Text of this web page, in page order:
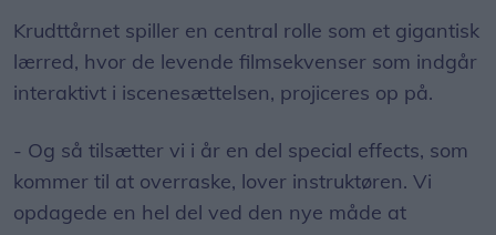
Krudttårnet spiller en central rolle som et gigantisk
lærred, hvor de levende filmsekvenser som indgår
interaktivt i iscenesættelsen, projiceres op på.
- Og så tilsætter vi i år en del special effects, som
kommer til at overraske, lover instruktøren. Vi
opdagede en hel del ved den nye måde at